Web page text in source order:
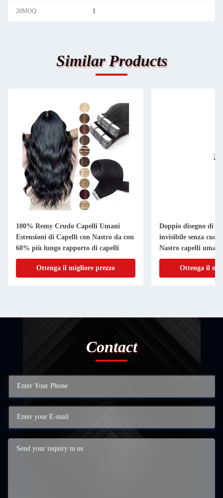
20MOQ: 1
Similar Products
100% Remy Crudo Capelli Umani
Estensioni di Capelli con Nastro da con
60% più lungo rapporto di capelli
Ottenga il migliore prezzo
Doppio disegno di
invisibile senza
Nastro capelli
Ottenga il
Contact